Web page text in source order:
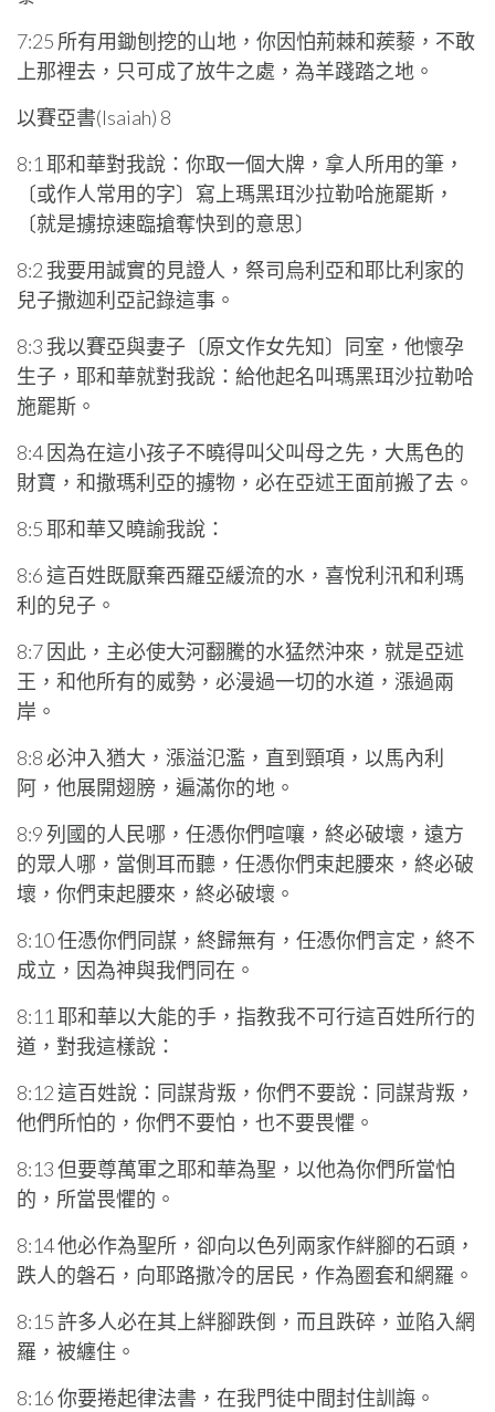
7:25 所有用鋤刨挖的山地，你因怕荊棘和蒺藜，不敢
上那裡去，只可成了放牛之處，為羊踐踏之地。
以賽亞書(Isaiah) 8
8:1 耶和華對我說：你取一個大牌，拿人所用的筆，
〔或作人常用的字〕寫上瑪黑珥沙拉勒哈施罷斯，
〔就是擄掠速臨搶奪快到的意思〕
8:2 我要用誠實的見證人，祭司烏利亞和耶比利家的
兒子撒迦利亞記錄這事。
8:3 我以賽亞與妻子〔原文作女先知〕同室，他懷孕
生子，耶和華就對我說：給他起名叫瑪黑珥沙拉勒哈
施罷斯。
8:4 因為在這小孩子不曉得叫父叫母之先，大馬色的
財寶，和撒瑪利亞的擄物，必在亞述王面前搬了去。
8:5 耶和華又曉諭我說：
8:6 這百姓既厭棄西羅亞緩流的水，喜悅利汛和利瑪
利的兒子。
8:7 因此，主必使大河翻騰的水猛然沖來，就是亞述
王，和他所有的威勢，必漫過一切的水道，漲過兩
岸。
8:8 必沖入猶大，漲溢氾濫，直到頸項，以馬內利
阿，他展開翅膀，遍滿你的地。
8:9 列國的人民哪，任憑你們喧嚷，終必破壞，遠方
的眾人哪，當側耳而聽，任憑你們束起腰來，終必破
壞，你們束起腰來，終必破壞。
8:10 任憑你們同謀，終歸無有，任憑你們言定，終不
成立，因為神與我們同在。
8:11 耶和華以大能的手，指教我不可行這百姓所行的
道，對我這樣說：
8:12 這百姓說：同謀背叛，你們不要說：同謀背叛，
他們所怕的，你們不要怕，也不要畏懼。
8:13 但要尊萬軍之耶和華為聖，以他為你們所當怕
的，所當畏懼的。
8:14 他必作為聖所，卻向以色列兩家作絆腳的石頭，
跌人的磐石，向耶路撒冷的居民，作為圈套和網羅。
8:15 許多人必在其上絆腳跌倒，而且跌碎，並陷入網
羅，被纏住。
8:16 你要捲起律法書，在我門徒中間封住訓誨。